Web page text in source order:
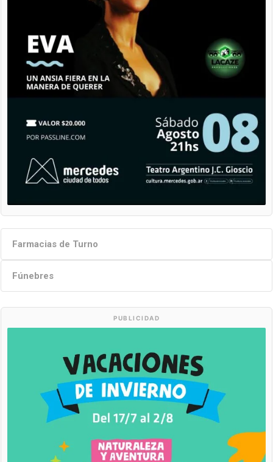
Farmacias de Turno
Fúnebres
PUBLICIDAD